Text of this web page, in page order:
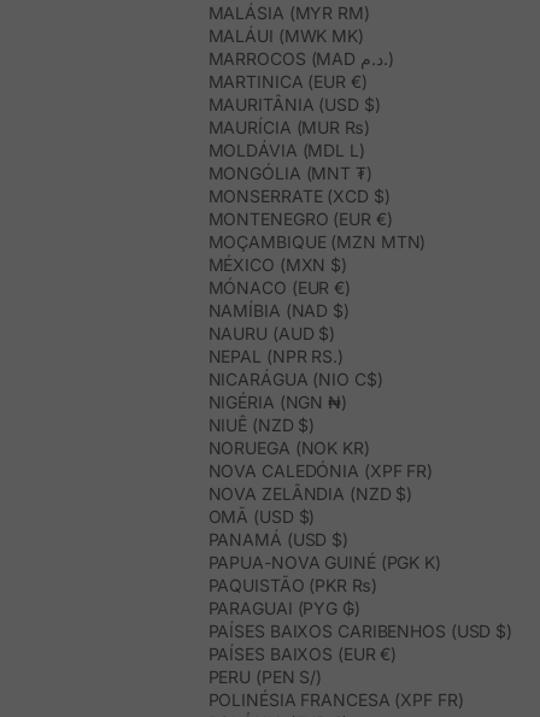
MALÁSIA (MYR RM)
MALÁUI (MWK MK)
MARROCOS (MAD د.م.)
MARTINICA (EUR €)
MAURITÂNIA (USD $)
MAURÍCIA (MUR ₨)
MOLDÁVIA (MDL L)
MONGÓLIA (MNT ₮)
MONSERRATE (XCD $)
MONTENEGRO (EUR €)
MOÇAMBIQUE (MZN MTN)
MÉXICO (MXN $)
MÓNACO (EUR €)
NAMÍBIA (NAD $)
NAURU (AUD $)
NEPAL (NPR RS.)
NICARÁGUA (NIO C$)
NIGÉRIA (NGN ₦)
NIUÊ (NZD $)
NORUEGA (NOK KR)
NOVA CALEDÓNIA (XPF FR)
NOVA ZELÂNDIA (NZD $)
OMÃ (USD $)
PANAMÁ (USD $)
PAPUA-NOVA GUINÉ (PGK K)
PAQUISTÃO (PKR ₨)
PARAGUAI (PYG ₲)
PAÍSES BAIXOS CARIBENHOS (USD $)
PAÍSES BAIXOS (EUR €)
PERU (PEN S/)
POLINÉSIA FRANCESA (XPF FR)